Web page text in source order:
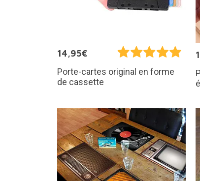
14,95€
Porte-cartes original en forme
de cassette